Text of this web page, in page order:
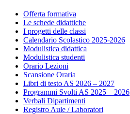
Offerta formativa
Le schede didattiche
I progetti delle classi
Calendario Scolastico 2025-2026
Modulistica didattica
Modulistica studenti
Orario Lezioni
Scansione Oraria
Libri di testo AS 2026 – 2027
Programmi Svolti AS 2025 – 2026
Verbali Dipartimenti
Registro Aule / Laboratori